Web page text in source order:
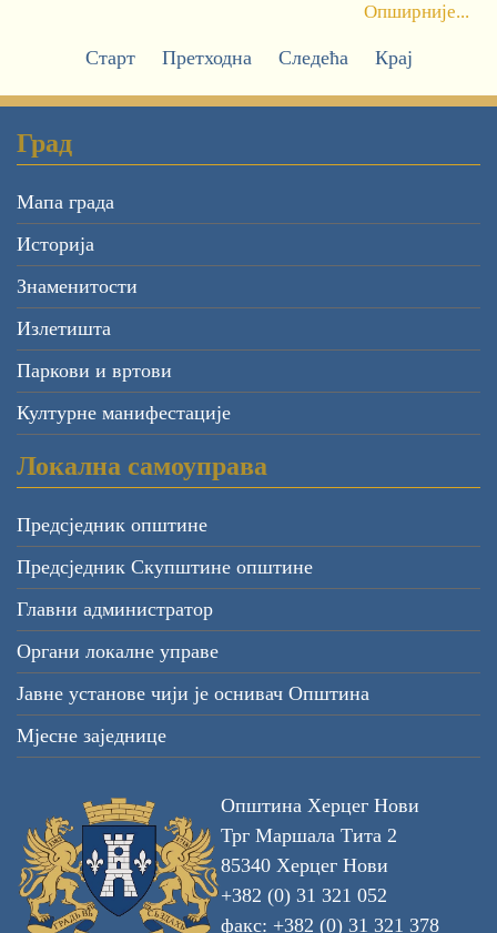
Опширније...
Старт Претходна Следећа Крај
Град
Мапа града
Историја
Знаменитости
Излетишта
Паркови и вртови
Културне манифестације
Локална самоуправа
Предсједник општине
Предсједник Скупштине општине
Главни администратор
Органи локалне управе
Јавне установе чији је оснивач Општина
Мјесне заједнице
Општина Херцег Нови
Трг Маршала Тита 2
85340 Херцег Нови
+382 (0) 31 321 052
факс: +382 (0) 31 321 378